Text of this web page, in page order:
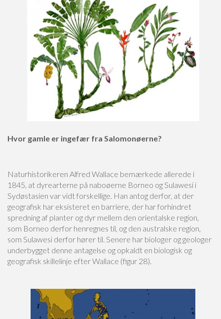
Hvor gamle er ingefær fra Salomonøerne?
Naturhistorikeren Alfred Wallace bemærkede allerede i
1845, at dyrearterne på naboøerne Borneo og Sulawesi i
Sydøstasien var vidt forskellige. Han antog derfor, at der
geografisk har eksisteret en barriere, der har forhindret
spredning af planter og dyr mellem den orientalske region,
som Borneo derfor henregnes til, og den australske region,
som Sulawesi derfor hører til. Senere har biologer og geologer
underbygget denne antagelse og opkaldt en biologisk og
geografisk skillelinje efter Wallace (figur 28).